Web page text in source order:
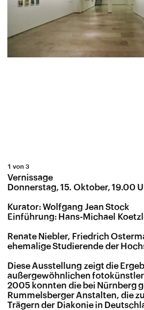
1 von 3
Vernissage
Donnerstag, 15. Oktober, 19.00
Kurator: Wolfgang Jean Stock
Einführung: Hans-Michael
Renate Niebler, Friedrich
ehemalige Studierende der
Diese Ausstellung zeigt die
außergewöhnlichen
2005 konnten die bei Nürnberg
Rummelsberger Anstalten, die
Trägern der Diakonie in